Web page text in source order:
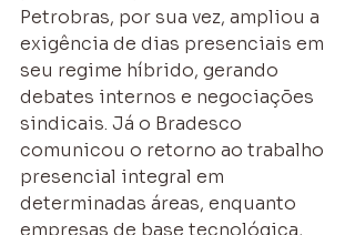
Petrobras, por sua vez, ampliou a
exigência de dias presenciais em
seu regime híbrido, gerando
debates internos e negociações
sindicais. Já o Bradesco
comunicou o retorno ao trabalho
presencial integral em
determinadas áreas, enquanto
empresas de base tecnológica,